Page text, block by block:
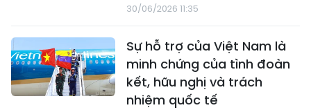
30/06/2026 11:35
Sự hỗ trợ của Việt Nam là
minh chứng của tình đoàn
kết, hữu nghị và trách
nhiệm quốc tế